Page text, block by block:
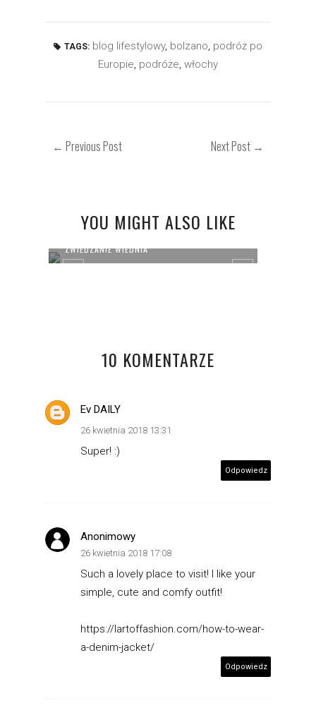
TAGS: blog lifestylowy, bolzano, podróż po
Europie, podróże, włochy
← Previous Post Next Post →
YOU MIGHT ALSO LIKE
ZWIEDZANIE WIEDNIA
10 KOMENTARZE
Ev DAILY
26 kwietnia 2018 13:31
Super! :)
Odpowiedz
Anonimowy
26 kwietnia 2018 17:08
Such a lovely place to visit! I like your
simple, cute and comfy outfit!
https://lartoffashion.com/how-to-wear-
a-denim-jacket/
Odpowiedz